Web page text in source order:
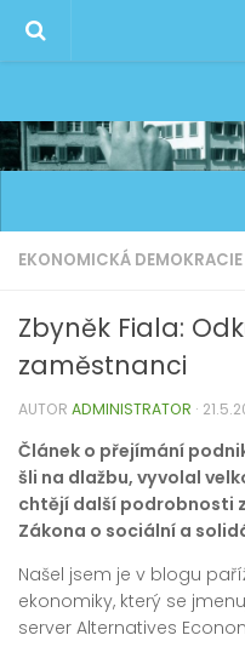
EKONOMICKÁ DEMOKRACIE
Zbyněk Fiala:
zaměstnanci
AUTOR ADMINISTRATOR ·
Článek o přejímání
šli na dlažbu, vyvolal
chtějí další podrobnosti
Zákona o sociální a
Našel jsem je v blogu
ekonomiky, který se
server Alternatives